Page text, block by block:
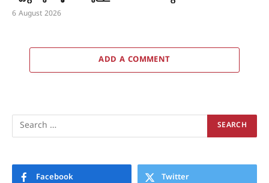
6 August 2026
ADD A COMMENT
Facebook Twitter